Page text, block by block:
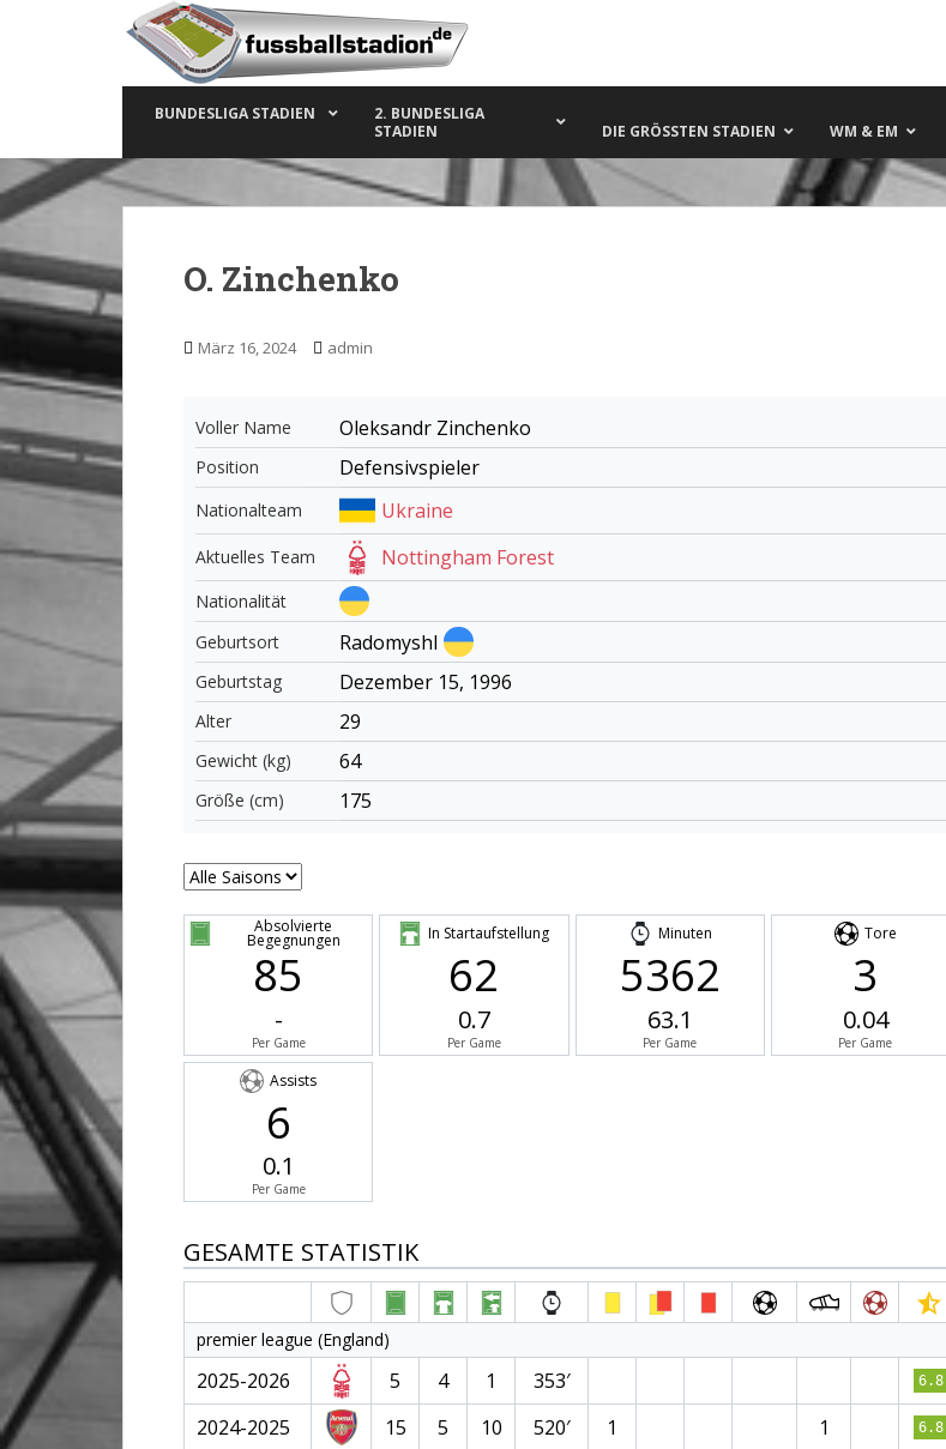
n
o
t
n
t
BUNDESLIGA STADIEN
2. BUNDESLIGA
STADIEN
DIE GRÖSSTEN STADIEN WM & EM
O. Zinchenko
März 16, 2024 admin
Voller Name Oleksandr Zinchenko
Position Defensivspieler
Nationalteam Ukraine
Aktuelles Team Nottingham Forest
Nationalität
Geburtsort
Radomyshl
Geburtstag Dezember 15, 1996
Alter 29
Gewicht (kg) 64
Größe (cm) 175
Absolvierte
Begegnungen
85
-
Per Game
In Startaufstellung
62
0.7
Per Game
Minuten
5362
63.1
Per Game
Tore
3
0.04
Per Game
Assists
6
0.1
Per Game
GESAMTE STATISTIK
premier league (England)
2025-2026 5 4 1 353′ 6.8
2024-2025 15 5 10 520′ 1 1 6.8